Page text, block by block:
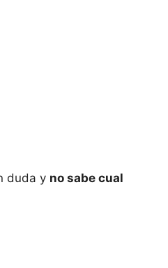
duda y no sabe cual